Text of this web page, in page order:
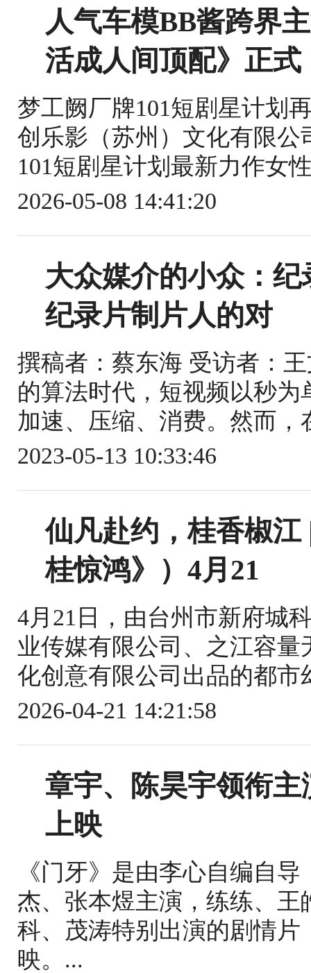
人气车模BB酱跨界
活成人间顶配》正式
梦工阙厂牌101短剧星计划
创乐影（苏州）文化有限
101短剧星计划最新力作女
2026-05-08 14:41:20
大众媒介的小众：
纪录片制片人的对
撰稿者：蔡东海 受访者：
的算法时代，短视频以秒
加速、压缩、消费。然而
2023-05-13 10:33:46
仙凡赴约，桂香椒
桂惊鸿》）4月21
4月21日，由台州市新府城
业传媒有限公司、之江容
化创意有限公司出品的都
2026-04-21 14:21:58
章宇、陈昊宇领衔
上映
《门牙》是由李心自编自
杰、张本煜主演，练练、
科、茂涛特别出演的剧情片
映。...